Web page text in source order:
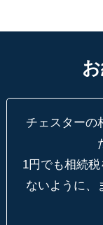
チェスターの
1円でも相続
ないように、